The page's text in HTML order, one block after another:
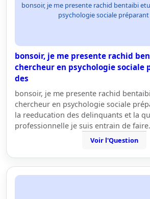
bonsoir, je me presente rachid bentaibi
psychologie sociale
bonsoir, je me presente rachid
chercheur en psychologie sociale
des
bonsoir, je me presente rachid
chercheur en psychologie sociale
la reeducation des delinquants et la
professionnelle je suis entrain de
Voir l'Question